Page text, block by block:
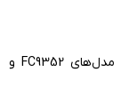
هستی، مدل‌های FC9352 و